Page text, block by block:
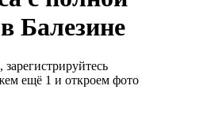
Балезине
ещё 1 и откроем фото